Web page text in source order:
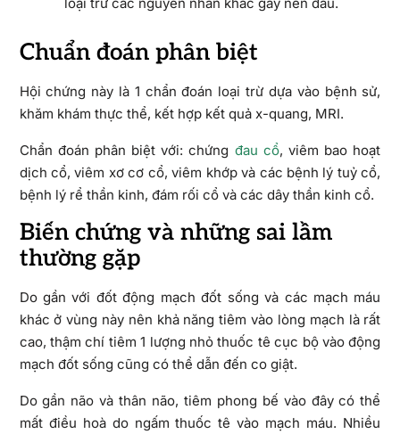
Chuẩn đoán phân biệt
Hội chứng này là 1 chẩn đoán loại trừ dựa vào bệnh sử,
khăm khám thực thể, kết hợp kết quả x-quang, MRI.
Chẩn đoán phân biệt với: chứng đau cổ, viêm bao hoạt
dịch cổ, viêm xơ cơ cổ, viêm khớp và các bệnh lý tuỷ cổ,
bệnh lý rể thần kinh, đám rối cổ và các dây thần kinh cổ.
Biến chứng và những sai lầm
thường gặp
Do gần với đốt động mạch đốt sống và các mạch máu
khác ở vùng này nên khả năng tiêm vào lòng mạch là rất
cao, thậm chí tiêm 1 lượng nhỏ thuốc tê cục bộ vào động
mạch đốt sống cũng có thể dẫn đến co giật.
Do gần não và thân não, tiêm phong bế vào đây có thể
mất điều hoà do ngấm thuốc tê vào mạch máu. Nhiều